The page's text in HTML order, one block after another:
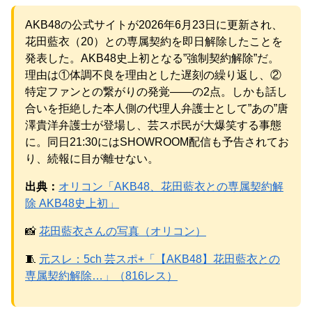
義兄嫁が自宅をサロンにして姪を毎日ウトメへ預ける生活
【速報】 NHKの性被害問題、性加害した番組出演者が衝撃
告白！ NEW!
【物議】King Gnuの「やる気ない」宣伝動画に批判殺到→
ガル民も真っ二つにｗｗｗ NEW!
【続報】三山凌輝、花乃まりあと懲りずに密会継続→ガル
民「もう何回目だよ」総ツッコミｗｗｗ
元AKB社長、22億円申告漏れ 乃木坂46運営会社の株式を
パチンコ京楽産業に譲渡【ノース・リバー】【窪田康志】
元AKB社長、22億円申告漏れ 乃木坂46運営会社の株式を
パチンコ京楽産業に譲渡【ノース・リバー】【窪田康志】
Powered by livedoor 相互RSS
AKB48の公式サイトが2026年6月23日に更新され、
花田藍衣（20）との専属契約を即日解除したことを
発表した。AKB48史上初となる”強制契約解除”だ。
理由は①体調不良を理由とした遅刻の繰り返し、②
特定ファンとの繋がりの発覚——の2点。しかも話し
合いを拒絶した本人側の代理人弁護士として”あの”唐
澤貴洋弁護士が登場し、芸スポ民が大爆笑する事態
に。同日21:30にはSHOWROOM配信も予告されてお
り、続報に目が離せない。
出典： オリコン「AKB48、花田藍衣との専属契約解
除 AKB48史上初」
📸 花田藍衣さんの写真（オリコン）
🧵 元スレ：5ch 芸スポ+「【AKB48】花田藍衣との
専属契約解除…」（816レス）